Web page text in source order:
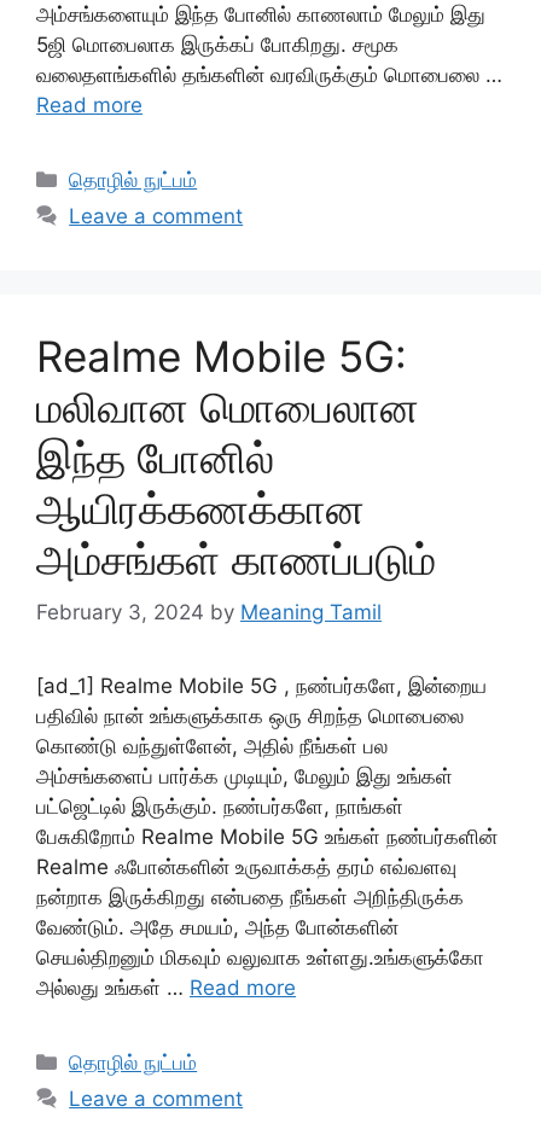
அம்சங்களையும் இந்த போனில் காணலாம் மேலும் இது
5ஜி மொபைலாக இருக்கப் போகிறது. சமூக
வலைதளங்களில் தங்களின் வரவிருக்கும் மொபைலை …
Read more
Categories
தொழில் நுட்பம்
Leave a comment
Realme Mobile 5G:
மலிவான மொபைலான
இந்த போனில்
ஆயிரக்கணக்கான
அம்சங்கள் காணப்படும்
February 3, 2024 by Meaning Tamil
[ad_1] Realme Mobile 5G , நண்பர்களே, இன்றைய
பதிவில் நான் உங்களுக்காக ஒரு சிறந்த மொபைலை
கொண்டு வந்துள்ளேன், அதில் நீங்கள் பல
அம்சங்களைப் பார்க்க முடியும், மேலும் இது உங்கள்
பட்ஜெட்டில் இருக்கும். நண்பர்களே, நாங்கள்
பேசுகிறோம் Realme Mobile 5G உங்கள் நண்பர்களின்
Realme ஃபோன்களின் உருவாக்கத் தரம் எவ்வளவு
நன்றாக இருக்கிறது என்பதை நீங்கள் அறிந்திருக்க
வேண்டும். அதே சமயம், அந்த போன்களின்
செயல்திறனும் மிகவும் வலுவாக உள்ளது.உங்களுக்கோ
அல்லது உங்கள் … Read more
Categories
தொழில் நுட்பம்
Leave a comment